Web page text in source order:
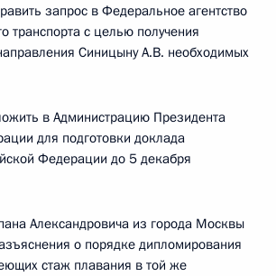
запрос в Федеральное агентство
транспорта с целью получения
Синицыну А.В. необходимых
в Администрацию Президента
для подготовки доклада
Федерации до 5 декабря
Александровича из города Москвы
о порядке дипломирования
стаж плавания в той же